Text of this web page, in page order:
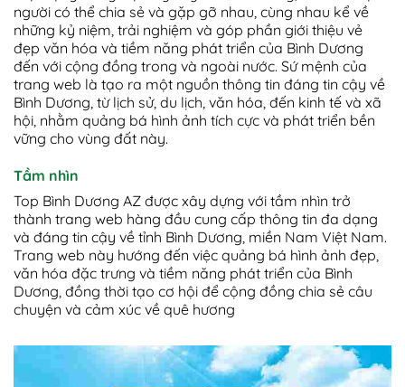
người có thể chia sẻ và gặp gỡ nhau, cùng nhau kể về
những kỷ niệm, trải nghiệm và góp phần giới thiệu vẻ
đẹp văn hóa và tiềm năng phát triển của Bình Dương
đến với cộng đồng trong và ngoài nước. Sứ mệnh của
trang web là tạo ra một nguồn thông tin đáng tin cậy về
Bình Dương, từ lịch sử, du lịch, văn hóa, đến kinh tế và xã
hội, nhằm quảng bá hình ảnh tích cực và phát triển bền
vững cho vùng đất này.
Tầm nhìn
Top Bình Dương AZ được xây dựng với tầm nhìn trở
thành trang web hàng đầu cung cấp thông tin đa dạng
và đáng tin cậy về tỉnh Bình Dương, miền Nam Việt Nam.
Trang web này hướng đến việc quảng bá hình ảnh đẹp,
văn hóa đặc trưng và tiềm năng phát triển của Bình
Dương, đồng thời tạo cơ hội để cộng đồng chia sẻ câu
chuyện và cảm xúc về quê hương